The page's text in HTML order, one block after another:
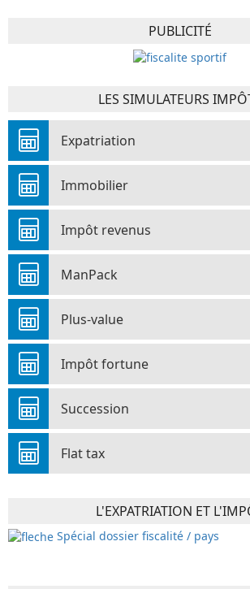
PUBLICITÉ
LES SIMULATEURS
Expatriation
Immobilier
Impôt revenus
ManPack
Plus-value
Impôt fortune
Succession
Flat tax
L'EXPATRIATION ET
Spécial dossier fiscalité / pays